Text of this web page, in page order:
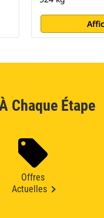
Chaque Étape
Offres
Actuelles